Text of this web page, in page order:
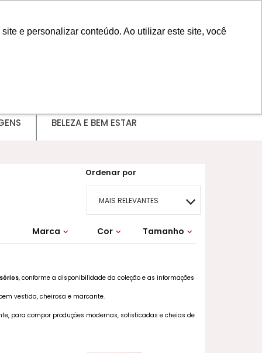
e personalizar conteúdo. Ao utilizar este site, você
BELEZA E BEM ESTAR
Ordenar por
MAIS RELEVANTES
MAIS VENDIDOS
A - Z
Marca Cor
PINK
PRETO
ROXO
TELHA CARAMELO
LIMA
VERDE MILITAR
Tamanho
, conforme a disponibilidade da coleção e as informações
vestida, cheirosa e marcante.
para compor produções modernas, sofisticadas e cheias de